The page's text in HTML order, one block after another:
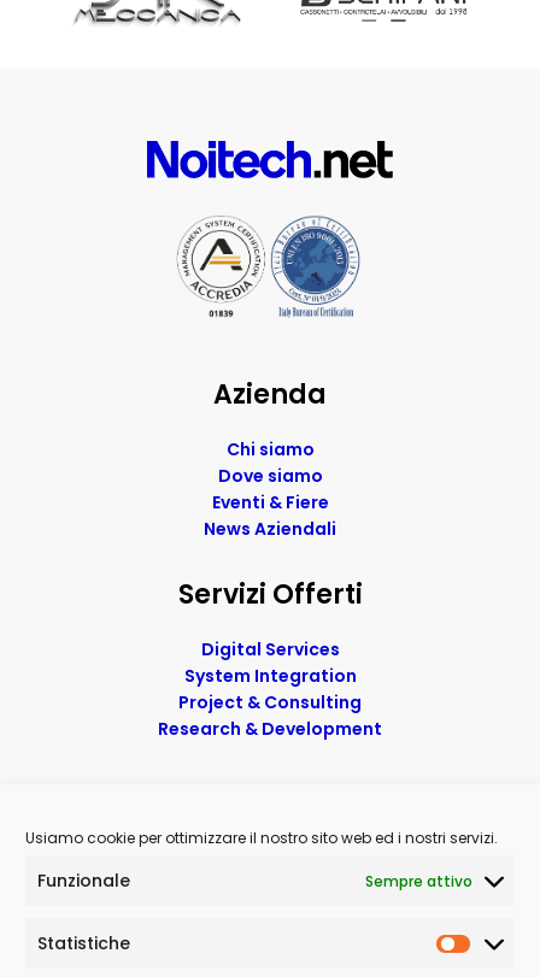
Usiamo cookie per ottimizzare il nostro sito web ed i nostri servizi.
Funzionale Sempre attivo
Statistiche
Azienda
Chi siamo
Dove siamo
Eventi & Fiere
News Aziendali
Servizi Offerti
Digital Services
System Integration
Project & Consulting
Research & Development
: (+39) 388 374 2900